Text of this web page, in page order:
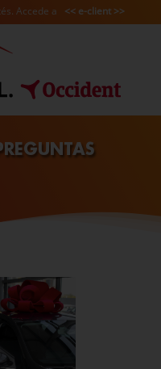
Accede a << e-client >>